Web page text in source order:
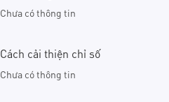
Chưa có thông tin
Cách cải thiện chỉ số
Chưa có thông tin